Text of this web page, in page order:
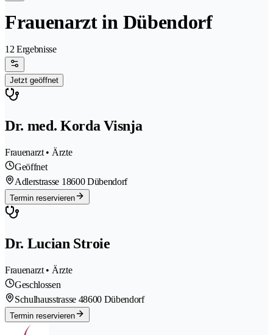
Frauenarzt in Dübendorf
12 Ergebnisse
Jetzt geöffnet
Dr. med. Korda Visnja
Frauenarzt • Ärzte
Geöffnet
Adlerstrasse 18600 Dübendorf
Termin reservieren
Dr. Lucian Stroie
Frauenarzt • Ärzte
Geschlossen
Schulhausstrasse 48600 Dübendorf
Termin reservieren